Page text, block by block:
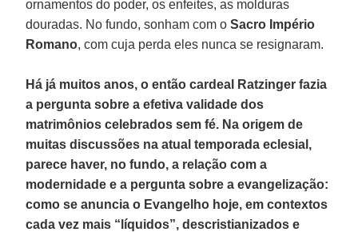
ornamentos do poder, os enfeites, as molduras
douradas. No fundo, sonham com oSacro Império
Romano, com cuja perda eles nunca se resignaram.
Há já muitos anos, o então cardeal Ratzinger fazia
a pergunta sobre a efetiva validade dos
matrimônios celebrados sem fé. Na origem de
muitas discussões na atual temporada eclesial,
parece haver, no fundo, a relação com a
modernidade e a pergunta sobre a evangelização:
como se anuncia o Evangelho hoje, em contextos
cada vez mais “líquidos”, descristianizados e